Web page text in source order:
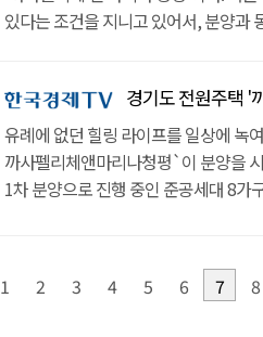
않고 있다"며 "이는 자연친화적인 주
좀 더 쾌적한 요트라이프를 누릴 수
아난티, 마이더스와 같은 대형 골프장
개별수영장과 단독정원을 보유하고
여가시간을 즐길 수 있기 때문에 사생
안성맞춤이다. 실내는 스마트 IOT 시
지열 냉,난방 으로 관리비를 50% 절감
‘까사펠리체앤마리나청평이 설악 타
바란다’고 전했다. 윤병찬
자녀들의 교육 환경이 뛰어나다. 청심
개별수영장과 넓은 단독정원을 보유
여가시간을 보낼 수 있다. 실내는 지
스마트IOT 시스템을 도입했다. 관계
관심 있다면 까사펠리체 앤 마리나 청
주양아이디에스가 맡았고 금하에스
보트 실내 계류장을 보유하고 있습니
관리해주는 서비스도 제공 되어서 안
있습니다.전 세대 청평호 조망권을 누
비롯해 다양한 수상레저를 즐길 수 있
프리스틴밸리, 아난티 등 유명한 대형
있습니다. 모든 세대가 개별수영장과
50% 절감했습니다. 성수대교에서 설
강남권에서 이 곳까지는 35분이면
있다는 조건을 지니고 있어서, 분양과
곳까지는 35분으로 충분하다. 출퇴근
주거 목적으로도 소유할 수 있다.주변
타운하우스이다. 청심국제중고등학교
청심국제병원 등의 의료기관, 면사무
최초로 실내 요트/보트 정박장을 보
25대의 요트를 보관할 수 있다. 1년치
경기도 전원주택 '
유례에 없던 힐링 라이프를 일상에 녹
까사펠리체앤마리나청평`이 분양을
1차 분양으로 진행 중인 준공세대 8가
7M높이의 실내 계류장에는 25대 가
지불하면 개인 요트를 관리해주는 서
1 2 3 4 5 6 7 8